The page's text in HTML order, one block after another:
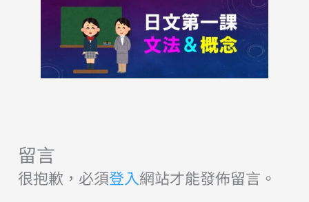
留言
很抱歉，必須登入網站才能發佈留言。